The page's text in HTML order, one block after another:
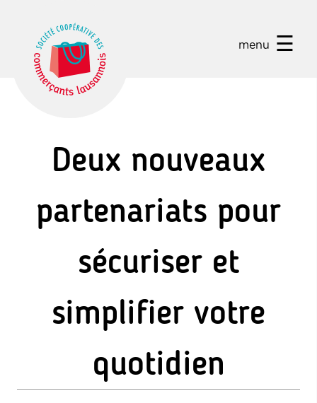
menu ☰
Deux nouveaux
partenariats pour
sécuriser et
simplifier votre
quotidien